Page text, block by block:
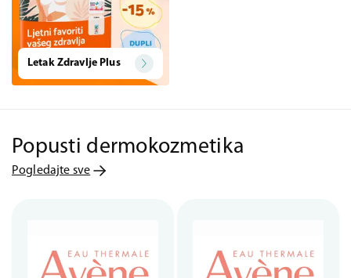
Letak Zdravlje Plus
Popusti dermokozmetika
Pogledajte sve